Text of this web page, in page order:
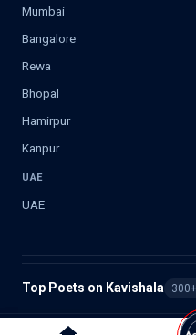
Mumbai
Bangalore
Rewa
Bhopal
Hamirpur
Kanpur
UAE
UAE
Top Poets on Kavishala